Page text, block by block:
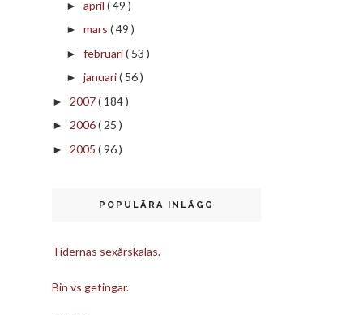
► april ( 49 )
► mars ( 49 )
► februari( 53 )
► januari( 56 )
► 2007( 184 )
► 2006( 25 )
► 2005 ( 96 )
POPULÄRA INLÄGG
Tidernas sexårskalas.
Bin vs getingar.